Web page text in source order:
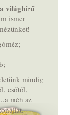
világhírű
ismer
!
mindig
esőtől,
méh az